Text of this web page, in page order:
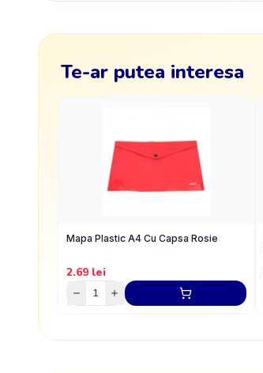
Te-ar putea interesa
Mapa Plastic A4 Cu Capsa Rosie
2.69 lei